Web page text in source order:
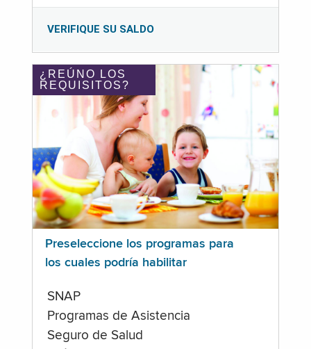
VERIFIQUE SU SALDO
¿REÚNO LOS
REQUISITOS?
Preseleccione los programas para
los cuales podría habilitar
SNAP
Programas de Asistencia
Seguro de Salud